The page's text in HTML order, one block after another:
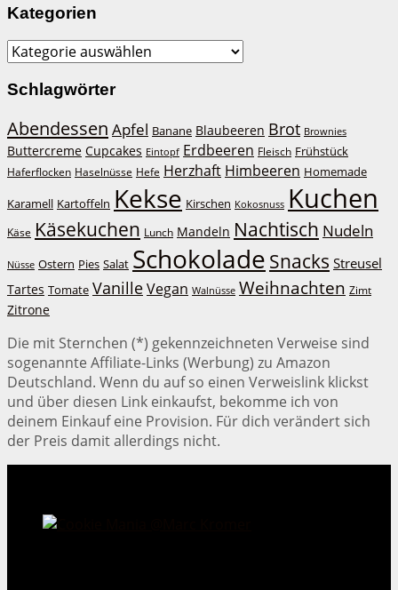
Kategorien
Kategorien
Schlagwörter
Abendessen Apfel Banane Blaubeeren Brot Brownies
Buttercreme Cupcakes Eintopf Erdbeeren Fleisch Frühstück
Haferflocken Haselnüsse Hefe Herzhaft Himbeeren Homemade
Karamell Kartoffeln Kekse Kirschen Kokosnuss Kuchen
Käse Käsekuchen Lunch Mandeln Nachtisch Nudeln
Nüsse Ostern Pies Salat Schokolade Snacks Streusel
Tartes Tomate VanilleVegan Walnüsse Weihnachten Zimt
Zitrone
Die mit Sternchen (*) gekennzeichneten Verweise sind
sogenannte Affiliate-Links (Werbung) zu Amazon
Deutschland. Wenn du auf so einen Verweislink klickst
und über diesen Link einkaufst, bekomme ich von
deinem Einkauf eine Provision. Für dich verändert sich
der Preis damit allerdings nicht.